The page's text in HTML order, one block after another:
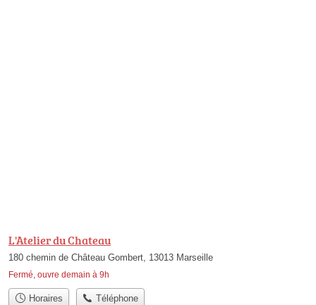
L'Atelier du Chateau
180 chemin de Château Gombert, 13013 Marseille
Fermé, ouvre demain à 9h
Horaires Téléphone